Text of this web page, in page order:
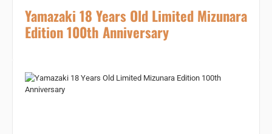
Yamazaki 18 Years Old Limited Mizunara
Edition 100th Anniversary
Bildergalerie überspringen